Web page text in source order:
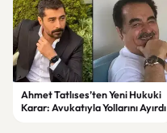
Ahmet Tatlıses’ten Yeni Hukuki
Karar: Avukatıyla Yollarını Ayırdı